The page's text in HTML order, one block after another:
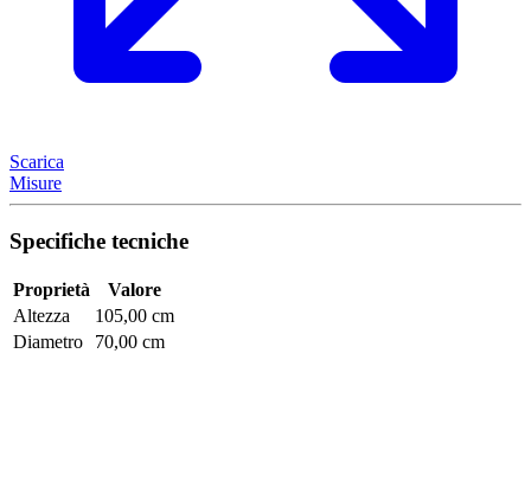
Scarica
Misure
Specifiche tecniche
Proprietà
Valore
Altezza
105,00 cm
Diametro
70,00 cm